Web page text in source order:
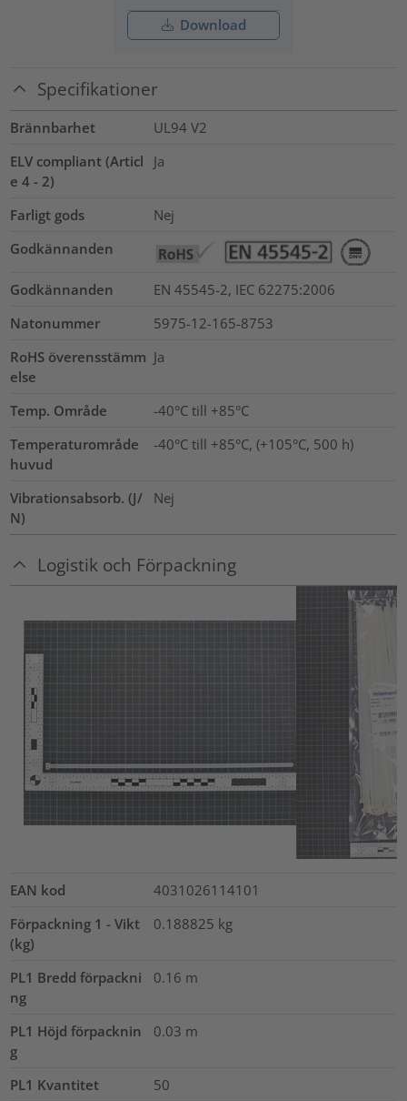
Download
Specifikationer
Brännbarhet
UL94 V2
ELV compliant (Articl
e 4 - 2)
Ja
Farligt gods
Nej
Godkännanden
Godkännanden
EN 45545-2, IEC 62275:2006
Natonummer
5975-12-165-8753
RoHS överensstämm
else
Ja
Temp. Område
-40°C till +85°C
Temperaturområde
huvud
-40°C till +85°C, (+105°C, 500 h)
Vibrationsabsorb. (J/
N)
Nej
Logistik och Förpackning
EAN kod
4031026114101
Förpackning 1 - Vikt
(kg)
0.188825 kg
PL1 Bredd förpackni
ng
0.16 m
PL1 Höjd förpacknin
g
0.03 m
PL1 Kvantitet
50